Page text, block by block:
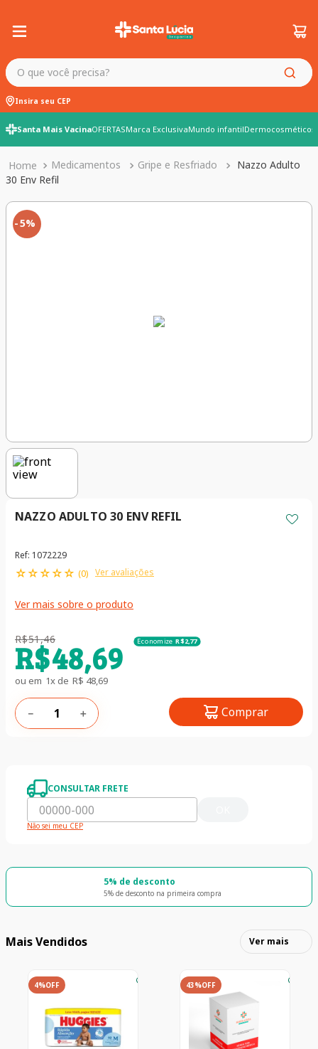
O que você precisa?
Insira seu CEP
Santa Mais VacinaOFERTASMarca ExclusivaMundo infantilDermocosméticos
Medicamentos Gripe e Resfriado
Nazzo Adulto
30 Env Refil
5%
NAZZO ADULTO 30 ENV REFIL
Ref: 1072229
☆☆☆☆☆ (0) Ver avaliações
Ver mais sobre o produto
R$51,46 Economize R$2,77
R$48,69
ou em 1x de R$ 48,69
＋
－ Comprar
CONSULTAR FRETE
Não sei meu CEP
5% de desconto
5% de desconto na primeira compra
Mais Vendidos Ver mais
4%OFF 43%OFF